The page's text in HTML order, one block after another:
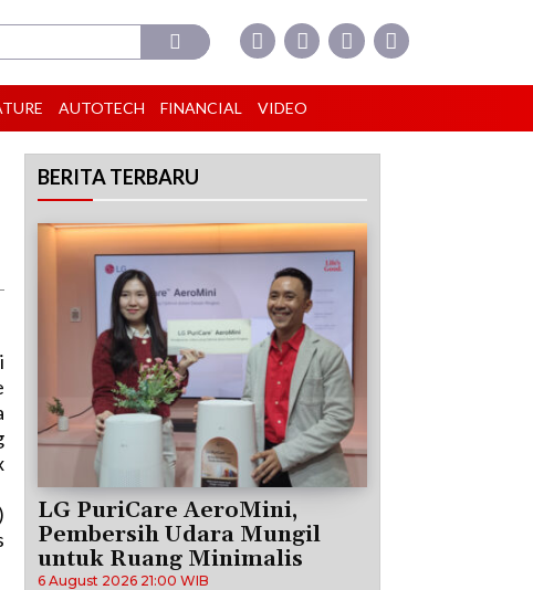
AUTOTECH FINANCIAL VIDEO
BERITA TERBARU
LG PuriCare AeroMini,
Pembersih Udara Mungil
untuk Ruang Minimalis
6 August 2026 21:00 WIB